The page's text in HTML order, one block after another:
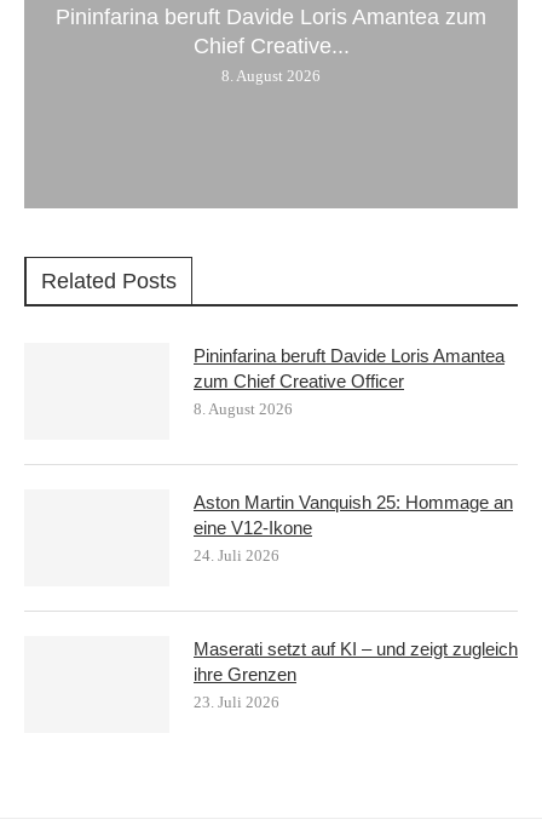
Pininfarina beruft Davide Loris Amantea zum
Chief Creative...
8. August 2026
Related Posts
Pininfarina beruft Davide Loris Amantea
zum Chief Creative Officer
8. August 2026
Aston Martin Vanquish 25: Hommage an
eine V12-Ikone
24. Juli 2026
Maserati setzt auf KI – und zeigt zugleich
ihre Grenzen
23. Juli 2026